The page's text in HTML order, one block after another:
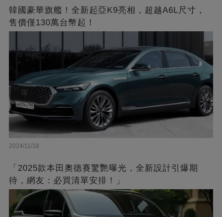
韓國豪華旗艦！全新起亞K9亮相，超越A6L尺寸，
售價僅130萬台幣起！
2024/11/18
「2025款本田奧德賽驚艷曝光，全新設計引爆期
待，網友：必買清單安排！」